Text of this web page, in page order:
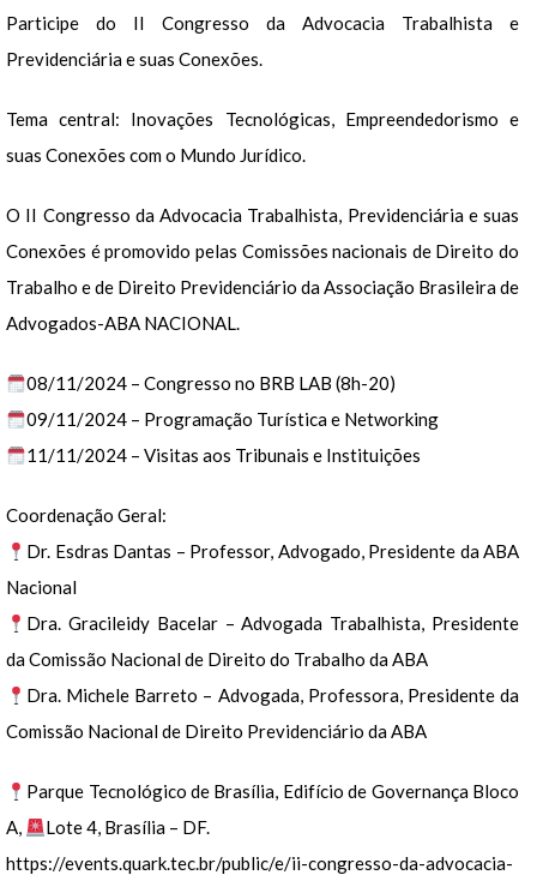
Participe do II Congresso da Advocacia Trabalhista e
Previdenciária e suas Conexões.
Tema central: Inovações Tecnológicas, Empreendedorismo e
suas Conexões com o Mundo Jurídico.
O II Congresso da Advocacia Trabalhista, Previdenciária e suas
Conexões é promovido pelas Comissões nacionais de Direito do
Trabalho e de Direito Previdenciário da Associação Brasileira de
Advogados-ABA NACIONAL.
08/11/2024 – Congresso no BRB LAB (8h-20)
09/11/2024 – Programação Turística e Networking
11/11/2024 – Visitas aos Tribunais e Instituições
Coordenação Geral:
Dr. Esdras Dantas – Professor, Advogado, Presidente da ABA
Nacional
Dra. Gracileidy Bacelar – Advogada Trabalhista, Presidente
da Comissão Nacional de Direito do Trabalho da ABA
Dra. Michele Barreto – Advogada, Professora, Presidente da
Comissão Nacional de Direito Previdenciário da ABA
Parque Tecnológico de Brasília, Edifício de Governança Bloco
A,
Lote 4, Brasília – DF.
https://events.quark.tec.br/public/e/ii-congresso-da-advocacia-